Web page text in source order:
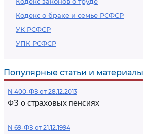
Кодекс о браке и семье РСФСР
УК РСФСР
УПК РСФСР
Популярные статьи и материалы
N 400-ФЗ от 28.12.2013
ФЗ о страховых пенсиях
N 69-ФЗ от 21.12.1994